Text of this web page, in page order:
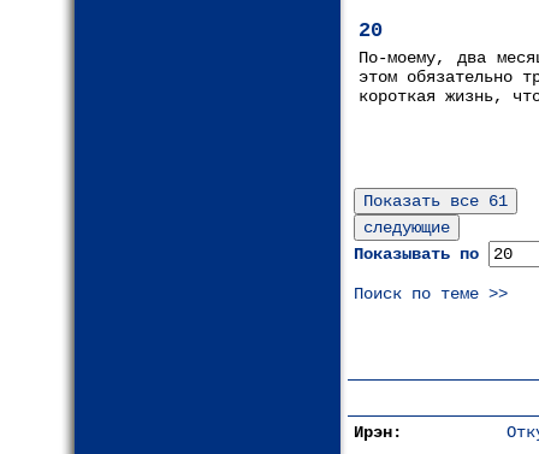
20
По-моему, два
этом обязательно
короткая жизнь,
Показывать по
Поиск по теме >>
Ирэн: